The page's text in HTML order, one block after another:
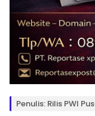
Penulis: Rilis PWI